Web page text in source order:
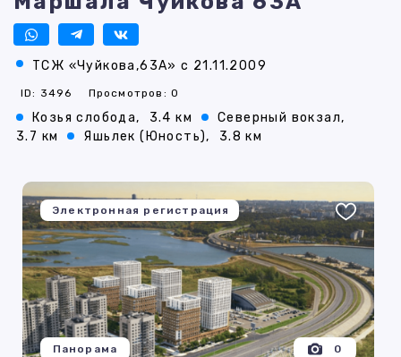
ТСЖ «Чуйкова,63А» с 21.11.2009
ID: 3496 Просмотров: 0
Козья слобода, 3.4 км
Северный вокзал,
3.7 км
Яшьлек (Юность), 3.8 км
Электронная регистрация
0
Панорама